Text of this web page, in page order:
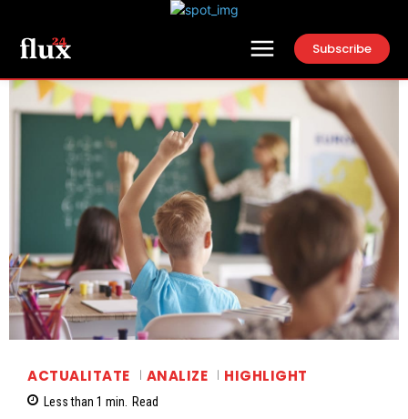
Subscribe
ACTUALITATE ANALIZE HIGHLIGHT
Less than 1 min. Read